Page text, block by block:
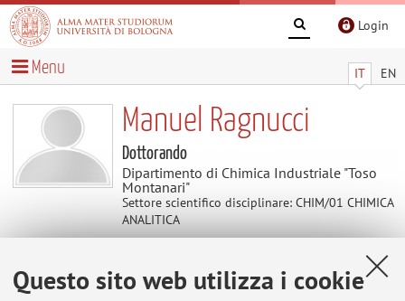
Questo sito web utilizza i cookie
Login
IT EN
Menu
Manuel Ragnucci
Dottorando
Dipartimento di Chimica Industriale "Toso
Montanari"
Settore scientifico disciplinare: CHIM/01 CHIMICA
ANALITICA
Contenuti utili